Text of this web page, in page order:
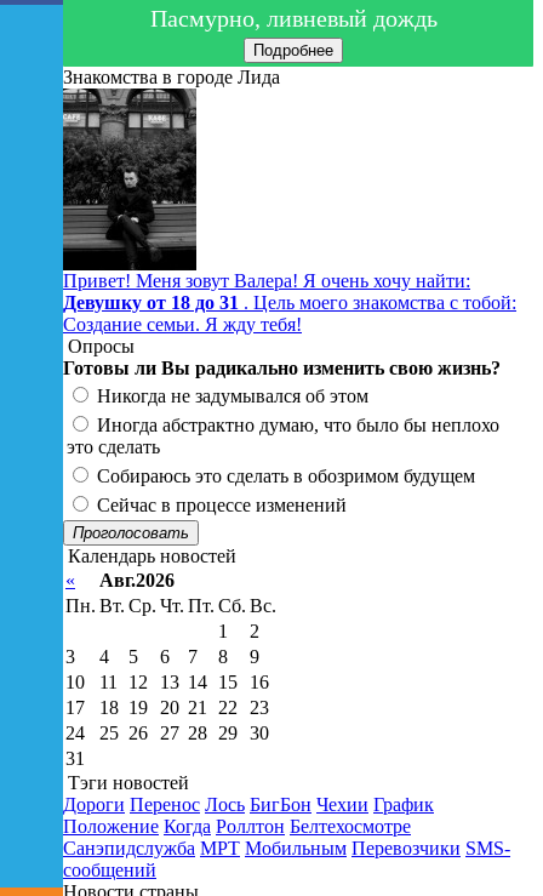
Пасмурно, ливневый дождь
Подробнее
Знакомства в городе Лида
Привет! Меня зовут Валера! Я очень хочу найти:
Девушку от 18 до 31 . Цель моего знакомства с тобой:
Создание семьи. Я жду тебя!
Опросы
Готовы ли Вы радикально изменить свою жизнь?
Никогда не задумывался об этом
Иногда абстрактно думаю, что было бы неплохо
это сделать
Собираюсь это сделать в обозримом будущем
Сейчас в процессе изменений
Проголосовать
Календарь новостей
«
Авг.2026
Пн. Вт. Ср. Чт. Пт. Сб. Вс.
1
2
3
4 5 6 7 8
9
10
11 12 13 14 15
16
17
18 19 20 21 22
23
24
25 26 27 28 29 30
31
Тэги новостей
Дороги Перенос Лось БигБон Чехии График
Положение Когда Роллтон Белтехосмотре
Санэпидслужба МРТ Мобильным Перевозчики SMS-
сообщений
Новости страны